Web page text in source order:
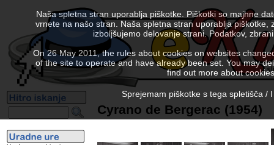
Cyrano de Bergerac (1954)
Naša spletna stran uporablja piškotke. Piškotki so majhne
vrnete na našo stran. Naša spletna stran uporablja
izboljšujemo delovanje strani. Podatkov,
On 26 May 2011, the rules about cookies on websites
of the site to operate and have already been set. You may
find out more about
Sprejemam piškotke s tega spletišča /